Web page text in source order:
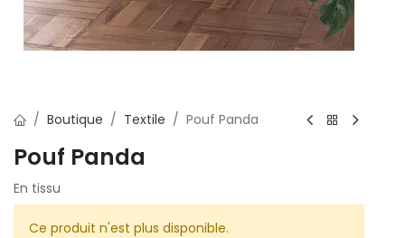
Boutique Textile Pouf Panda
Pouf Panda
En tissu
Ce produit n'est plus disponible.